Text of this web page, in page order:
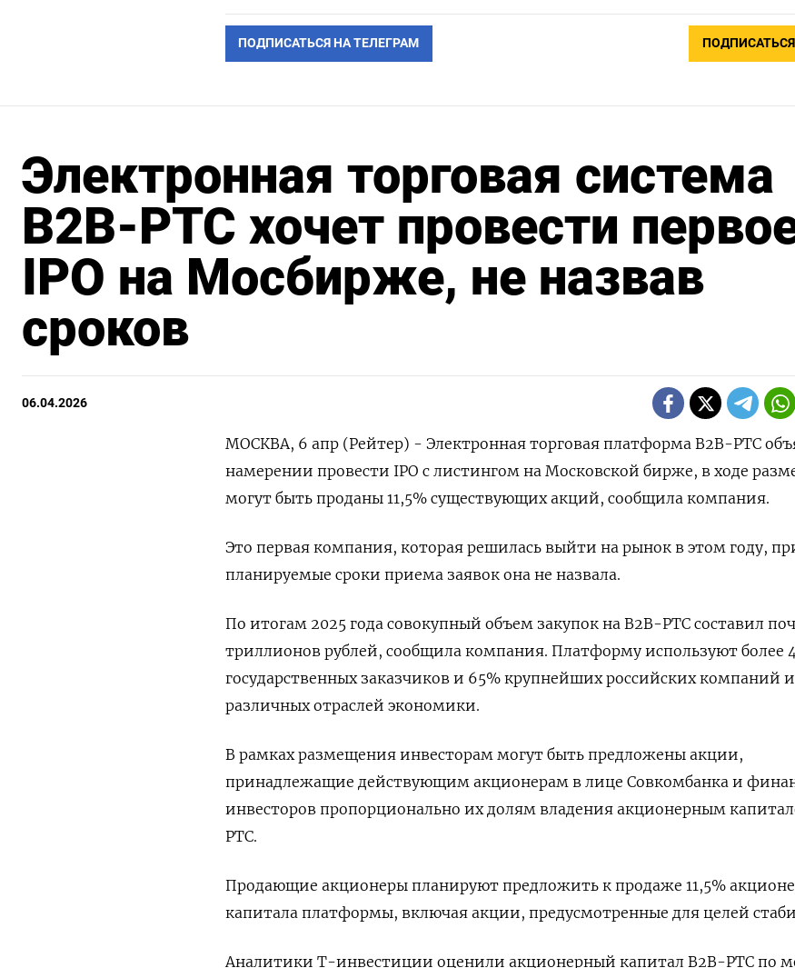
ПОДПИСАТЬСЯ НА ТЕЛЕГРАМ ПОДПИСАТЬСЯ
Электронная торговая система
B2B-РТС хочет провести
IPO на Мосбирже, не назвав
сроков
06.04.2026
МОСКВА, 6 апр (Рейтер) - Электронная торговая платформа B2B-РТС
намерении провести IPO с листингом на Московской бирже, в ‌ходе
могут быть проданы 11,5% существующих акций, сообщила компания.
Это первая компания, которая решилась выйти на рынок ​в этом году,
планируемые сроки ⁠приема заявок она не назвала.
По ‌итогам 2025 года совокупный ‌объем закупок на B2B-РТС составил
триллионов рублей, ​сообщила компания. Платформу используют более
государственных ‌заказчиков и 65% крупнейших российских компаний
различных ​отраслей экономики.
В рамках размещения инвесторам могут быть ‌предложены акции,
принадлежащие действующим акционерам в лице Совкомбанка и
инвесторов пропорционально их долям владения акционерным
РТС.
Продающие ​акционеры ‌планируют предложить к продаже 11,5%
капитала платформы, включая ​акции, предусмотренные для целей
Аналитики Т-инвестиции оценили акционерный капитал B2B-РТС по